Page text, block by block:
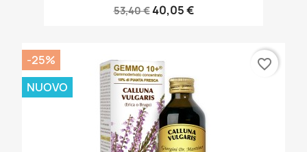
53,40 €40,05 €
-25%
NUOVO
favorite_border